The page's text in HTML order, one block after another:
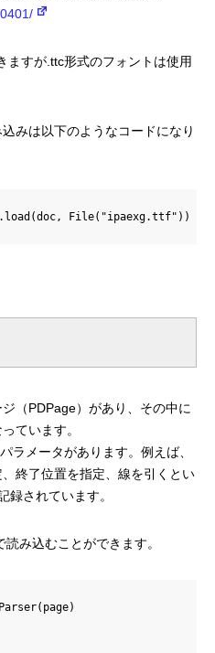
すが.ttc形式のフォントは使用
みは以下のようなコードになり
File("ipaexg.ttf"))
（PDPage）があり、その中に
ています。
ラメータがあります。例えば、
終了位置を指定、線を引くとい
録されています。
み込むことができます。